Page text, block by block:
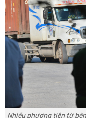
Nhiều phương tiện từ